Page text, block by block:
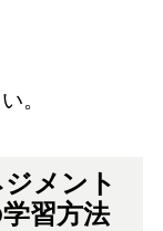
。
メント
習方法